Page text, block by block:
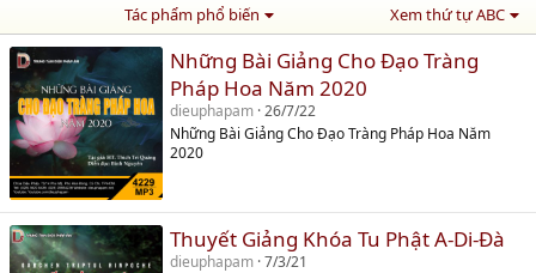
Tác phẩm phổ biến Xem thứ tự ABC
Những Bài Giảng Cho Đạo Tràng
Pháp Hoa Năm 2020
dieuphapam 26/7/22
Những Bài Giảng Cho Đạo Tràng Pháp Hoa Năm
2020
Thuyết Giảng Khóa Tu Phật A-Di-Đà
dieuphapam 7/3/21